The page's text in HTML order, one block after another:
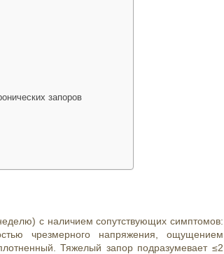
запоров
с наличием сопутствующих симптомов:
чрезмерного напряжения, ощущением
Тяжелый запор подразумевает ≤2